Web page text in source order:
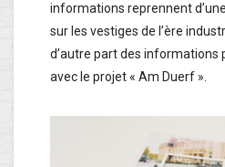
informations reprennent
sur les vestiges de l’ère
d’autre part des informations
avec le projet « Am Duerf ».